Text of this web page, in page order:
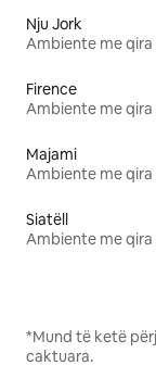
Nju Jork
Ambiente me qira
Firence
Ambiente me qira
Majami
Ambiente me qira
Siatëll
Ambiente me qira
*Mund të ketë
caktuara.